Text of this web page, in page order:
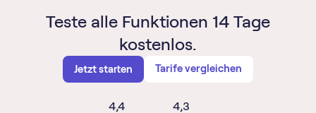
Teste alle Funktionen 14 Tage
kostenlos.
Jetzt starten Tarife vergleichen
4,4 4,3